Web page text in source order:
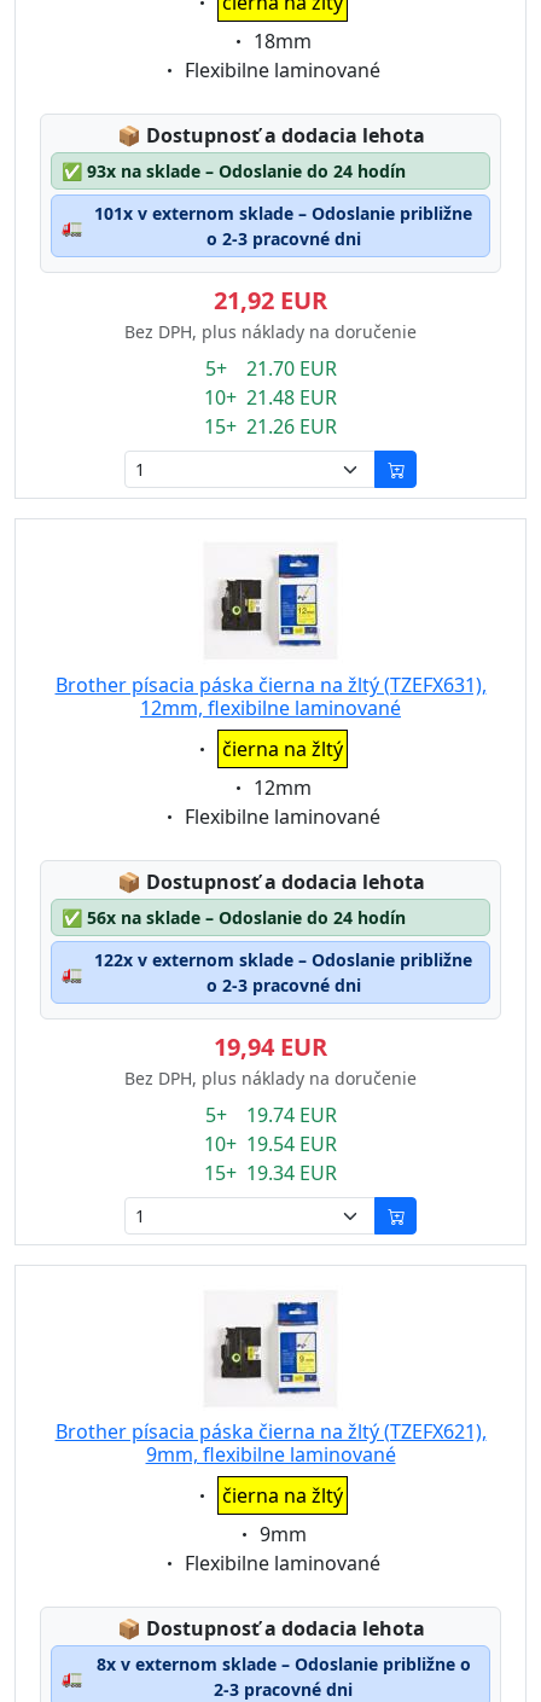
Eigenschaft:
18mm
Eigenschaft:
Flexibilne laminované
📦 Lagerstatus:
Dostupnosť a dodacia lehota
✅ 93x na sklade – Odoslanie do 24 hodín
🚛
101x v externom sklade – Odoslanie približne
o 2-3 pracovné dni
21,92 EUR
Bez DPH, plus náklady na doručenie
5+ 21.70 EUR
10+ 21.48 EUR
15+ 21.26 EUR
Brother písacia páska čierna na žltý (TZEFX631),
12mm, flexibilne laminované
Eigenschaft:
čierna na žltý
Eigenschaft:
12mm
Eigenschaft:
Flexibilne laminované
📦 Lagerstatus:
Dostupnosť a dodacia lehota
✅ 56x na sklade – Odoslanie do 24 hodín
🚛
122x v externom sklade – Odoslanie približne
o 2-3 pracovné dni
19,94 EUR
Bez DPH, plus náklady na doručenie
5+ 19.74 EUR
10+ 19.54 EUR
15+ 19.34 EUR
Brother písacia páska čierna na žltý (TZEFX621),
9mm, flexibilne laminované
Eigenschaft:
čierna na žltý
Eigenschaft:
9mm
Eigenschaft:
Flexibilne laminované
📦 Lagerstatus:
Dostupnosť a dodacia lehota
🚛
8x v externom sklade – Odoslanie približne o
2-3 pracovné dni